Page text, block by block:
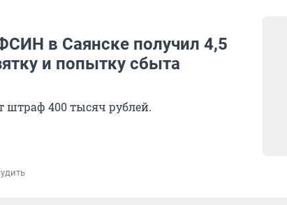
в Саянске получил 4,5
и попытку сбыта
400 тысяч рублей.